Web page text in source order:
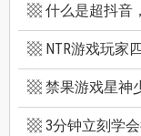
什么是超抖音，
NTR游戏玩家四大境
禁果游戏星神
3分钟立刻学